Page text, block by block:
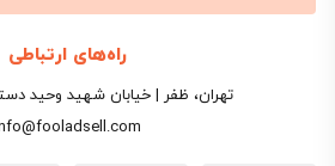
راه‌های ارتباطی
تهران، ظفر | خیابان شهید وحید